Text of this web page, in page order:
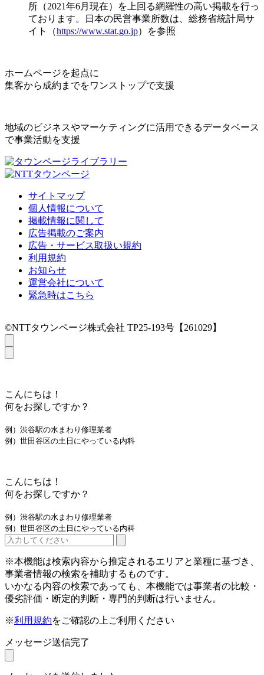
所（2021年6月現在）を上回る網羅性の高い掲載を行っ
ております。日本の民営事業所数は、総務省統計局サ
イト（https://www.stat.go.jp）を参照
ホームページを起点に
集客から成約までをワンストップで支援
地域のビジネスやマーケティングに活用できるデータベース
で事業活動を支援
サイトマップ
個人情報について
掲載情報に関して
広告掲載のご案内
広告・サービス取扱い規約
利用規約
お知らせ
運営会社について
緊急時はこちら
©NTTタウンページ株式会社 TP25-193号【261029】
こんにちは！
何をお探しですか？
例）渋谷駅の水まわり修理業者
例）世田谷区の土日にやっている内科
こんにちは！
何をお探しですか？
例）渋谷駅の水まわり修理業者
例）世田谷区の土日にやっている内科
※本機能は検索内容から推定されるエリアと業種に基づき、
事業者情報の検索を補助するものです。
いかなる内容の検索であっても、本機能では事業者の比較・
優劣評価・断定的判断・専門的判断は行いません。
※利用規約をご確認の上ご利用ください
メッセージ送信完了